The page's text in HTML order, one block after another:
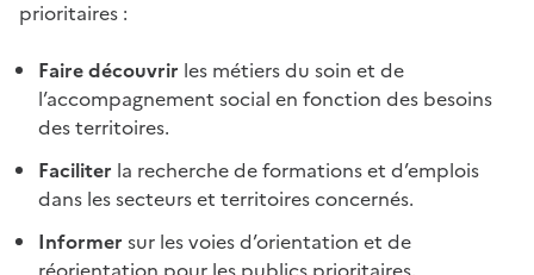
prioritaires :
Faire découvrir les métiers du soin et de
l’accompagnement social en fonction des besoins
des territoires.
Faciliter la recherche de formations et d’emplois
dans les secteurs et territoires concernés.
Informer sur les voies d’orientation et de